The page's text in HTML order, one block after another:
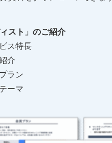
ィスト」のご紹介
ス特長
介
ラン
ーマ